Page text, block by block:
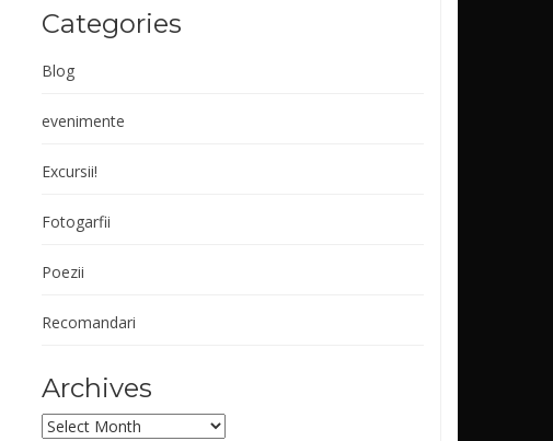
Categories
Blog
evenimente
Excursii!
Fotogarfii
Poezii
Recomandari
Archives
Archives